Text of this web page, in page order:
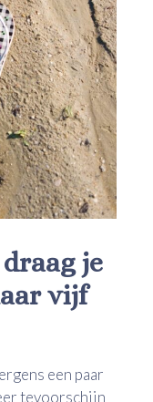
je
vijf
een paar
tevoorschijn